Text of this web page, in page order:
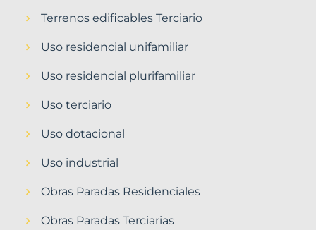
Terrenos edificables Terciario
Uso residencial unifamiliar
Uso residencial plurifamiliar
Uso terciario
Uso dotacional
Uso industrial
Obras Paradas Residenciales
Obras Paradas Terciarias